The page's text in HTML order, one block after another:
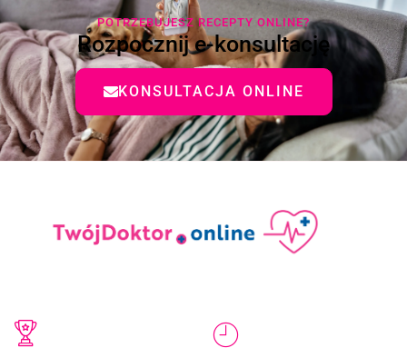
POTRZEBUJESZ RECEPTY ONLINE?
Rozpocznij e-konsultację
KONSULTACJA ONLINE